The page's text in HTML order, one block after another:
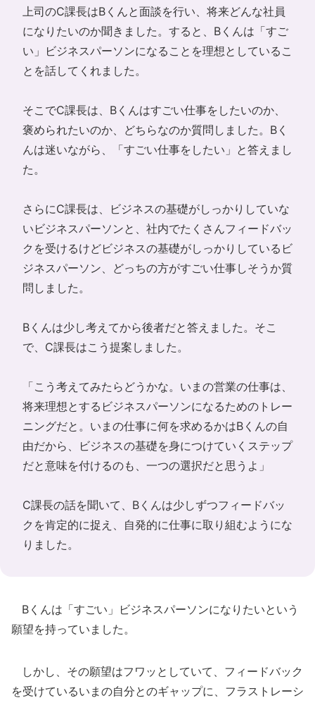
上司のC課長はBくんと面談を行い、将来どんな社員
になりたいのか聞きました。すると、Bくんは「すご
い」ビジネスパーソンになることを理想としているこ
とを話してくれました。
そこでC課長は、Bくんはすごい仕事をしたいのか、
褒められたいのか、どちらなのか質問しました。Bく
んは迷いながら、「すごい仕事をしたい」と答えまし
た。
さらにC課長は、ビジネスの基礎がしっかりしていな
いビジネスパーソンと、社内でたくさんフィードバッ
クを受けるけどビジネスの基礎がしっかりしているビ
ジネスパーソン、どっちの方がすごい仕事しそうか質
問しました。
Bくんは少し考えてから後者だと答えました。そこ
で、C課長はこう提案しました。
「こう考えてみたらどうかな。いまの営業の仕事は、
将来理想とするビジネスパーソンになるためのトレー
ニングだと。いまの仕事に何を求めるかはBくんの自
由だから、ビジネスの基礎を身につけていくステップ
だと意味を付けるのも、一つの選択だと思うよ」
C課長の話を聞いて、Bくんは少しずつフィードバッ
クを肯定的に捉え、自発的に仕事に取り組むようにな
りました。
Bくんは「すごい」ビジネスパーソンになりたいという
願望を持っていました。
しかし、その願望はフワッとしていて、フィードバック
を受けているいまの自分とのギャップに、フラストレーシ